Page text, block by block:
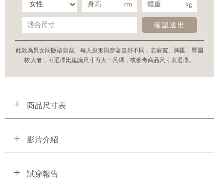
cm kg
確認送出
此款為男女同版型剪裁。每人身形與穿著喜好不同，若肩寬、胸圍、臀圍
較大者，可選擇比建議尺寸再大一尺碼，或參考商品尺寸表選擇。
商品尺寸表
影片介紹
試穿報告